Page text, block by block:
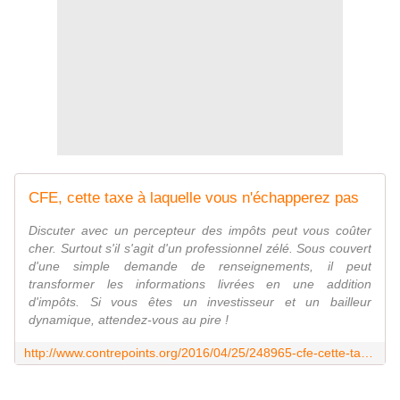
CFE, cette taxe à laquelle vous n'échapperez pas
Discuter avec un percepteur des impôts peut vous coûter
cher. Surtout s'il s'agit d'un professionnel zélé. Sous couvert
d'une simple demande de renseignements, il peut
transformer les informations livrées en une addition
d'impôts. Si vous êtes un investisseur et un bailleur
dynamique, attendez-vous au pire !